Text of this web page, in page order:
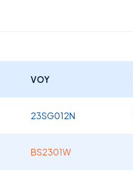
VOY
23SG012N
BS2301W